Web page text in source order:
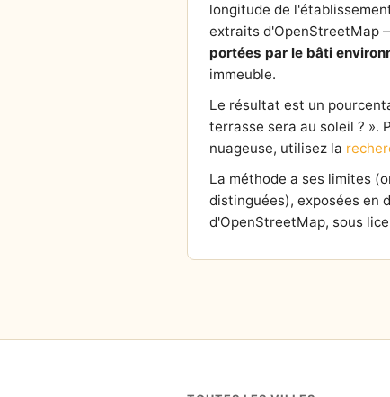
longitude de
extraits d'OpenStreetMap
portées par le bâti
immeuble.
Le résultat est un
terrasse sera au soleil ? ».
nuageuse, utilisez la
La méthode a ses limites
distinguées), exposées en
d'OpenStreetMap, sous